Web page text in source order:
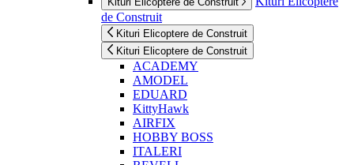
de Construit
Kituri Elicoptere de Construit
Kituri Elicoptere de Construit
ACADEMY
AMODEL
EDUARD
KittyHawk
AIRFIX
HOBBY BOSS
ITALERI